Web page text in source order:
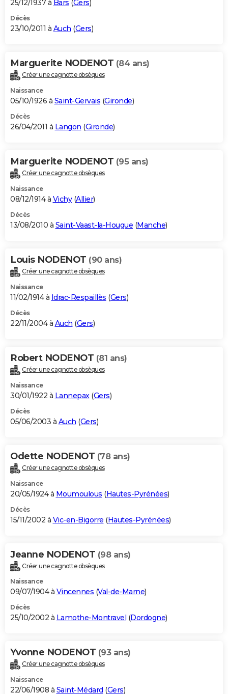
25/12/1937 à Bars (Gers)
Décès
23/10/2011 à Auch (Gers)
Marguerite NODENOT (84 ans)
Créer une cagnotte obsèques
Naissance
05/10/1926 à Saint-Gervais (Gironde)
Décès
26/04/2011 à Langon (Gironde)
Marguerite NODENOT (95 ans)
Créer une cagnotte obsèques
Naissance
08/12/1914 à Vichy(Allier)
Décès
13/08/2010 à Saint-Vaast-la-Hougue (Manche)
Louis NODENOT (90 ans)
Créer une cagnotte obsèques
Naissance
11/02/1914 à Idrac-Respaillès (Gers)
Décès
22/11/2004 à Auch (Gers)
Robert NODENOT (81 ans)
Créer une cagnotte obsèques
Naissance
30/01/1922 à Lannepax(Gers)
Décès
05/06/2003 à Auch (Gers)
Odette NODENOT (78 ans)
Créer une cagnotte obsèques
Naissance
20/05/1924 à Moumoulous (Hautes-Pyrénées)
Décès
15/11/2002 à Vic-en-Bigorre (Hautes-Pyrénées)
Jeanne NODENOT (98 ans)
Créer une cagnotte obsèques
Naissance
09/07/1904 à Vincennes (Val-de-Marne)
Décès
25/10/2002 à Lamothe-Montravel (Dordogne)
Yvonne NODENOT (93 ans)
Créer une cagnotte obsèques
Naissance
22/06/1908 à Saint-Médard (Gers)